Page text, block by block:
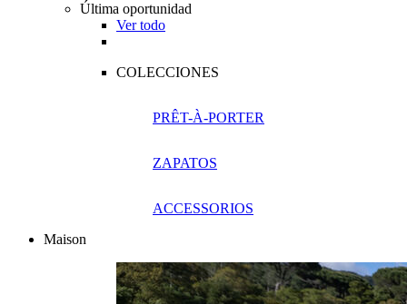
Última oportunidad
Ver todo
COLECCIONES
PRÊT-À-PORTER
ZAPATOS
ACCESSORIOS
Maison